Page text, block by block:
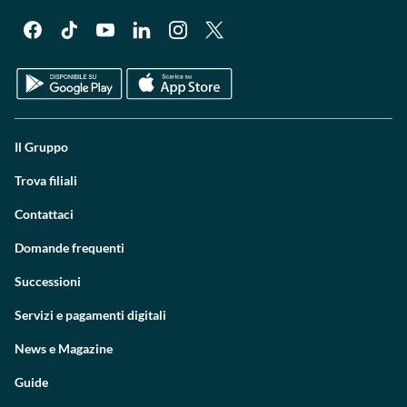
Il Gruppo
Trova filiali
Contattaci
Domande frequenti
Successioni
Servizi e pagamenti digitali
News e Magazine
Guide